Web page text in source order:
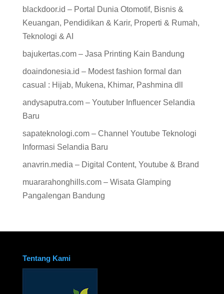
blackdoor.id – Portal Dunia Otomotif, Bisnis &
Keuangan, Pendidikan & Karir, Properti & Rumah,
Teknologi & AI
bajukertas.com – Jasa Printing Kain Bandung
doaindonesia.id – Modest fashion formal dan
casual : Hijab, Mukena, Khimar, Pashmina dll
andysaputra.com – Youtuber Influencer Selandia
Baru
sapateknologi.com – Channel Youtube Teknologi
Informasi Selandia Baru
anavrin.media – Digital Content, Youtube & Brand
muararahonghills.com – Wisata Glamping
Pangalengan Bandung
Tentang Kami